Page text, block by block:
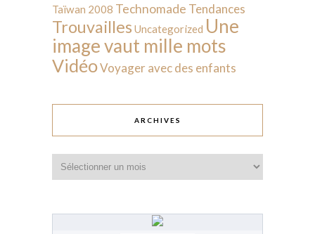
Taïwan 2008 Technomade Tendances
Trouvailles Uncategorized Une
image vaut mille mots
VidéoVoyager avec des enfants
ARCHIVES